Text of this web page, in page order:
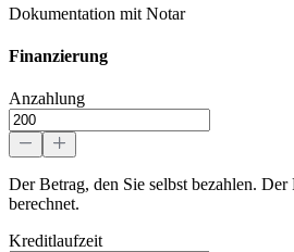
Dokumentation mit Notar
Finanzierung
Anzahlung
Der Betrag, den Sie selbst bezahlen.
berechnet.
Kreditlaufzeit